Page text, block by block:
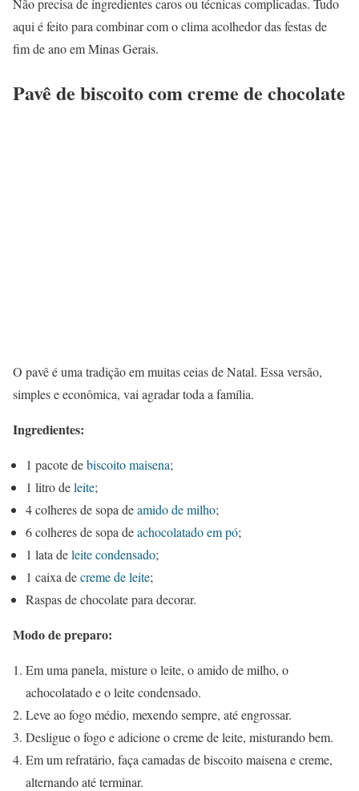
Não precisa de ingredientes caros ou técnicas complicadas. Tudo
aqui é feito para combinar com o clima acolhedor das festas de
fim de ano em Minas Gerais.
Pavê de biscoito com creme de chocolate
O pavê é uma tradição em muitas ceias de Natal. Essa versão,
simples e econômica, vai agradar toda a família.
Ingredientes:
1 pacote debiscoito maisena;
1 litro deleite;
4 colheres de sopa deamido de milho;
6 colheres de sopa deachocolatado em pó;
1 lata deleite condensado;
1 caixa decreme de leite;
Raspas de chocolate para decorar.
Modo de preparo:
Em uma panela, misture o leite, o amido de milho, o
achocolatado e o leite condensado.
Leve ao fogo médio, mexendo sempre, até engrossar.
Desligue o fogo e adicione o creme de leite, misturando bem.
Em um refratário, faça camadas de biscoito maisena e creme,
alternando até terminar.